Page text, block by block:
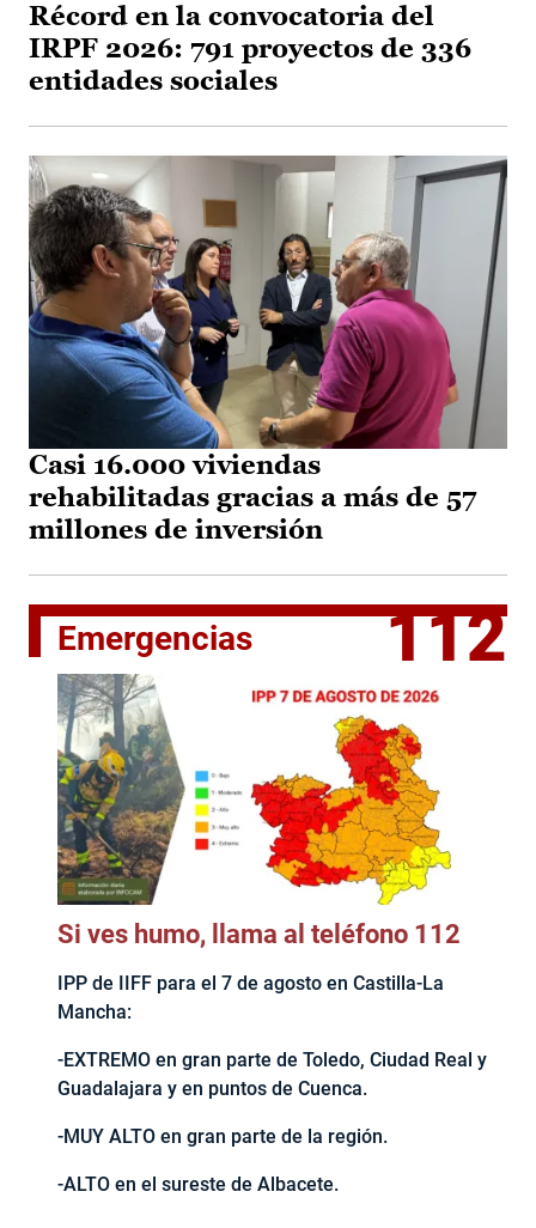
Récord en la convocatoria del
IRPF 2026: 791 proyectos de 336
entidades sociales
Casi 16.000 viviendas
rehabilitadas gracias a más de 57
millones de inversión
Emergencias 112
Si ves humo, llama al teléfono 112
IPP de IIFF para el 7 de agosto en Castilla-La
Mancha:
-EXTREMO en gran parte de Toledo, Ciudad Real y
Guadalajara y en puntos de Cuenca.
-MUY ALTO en gran parte de la región.
-ALTO en el sureste de Albacete.